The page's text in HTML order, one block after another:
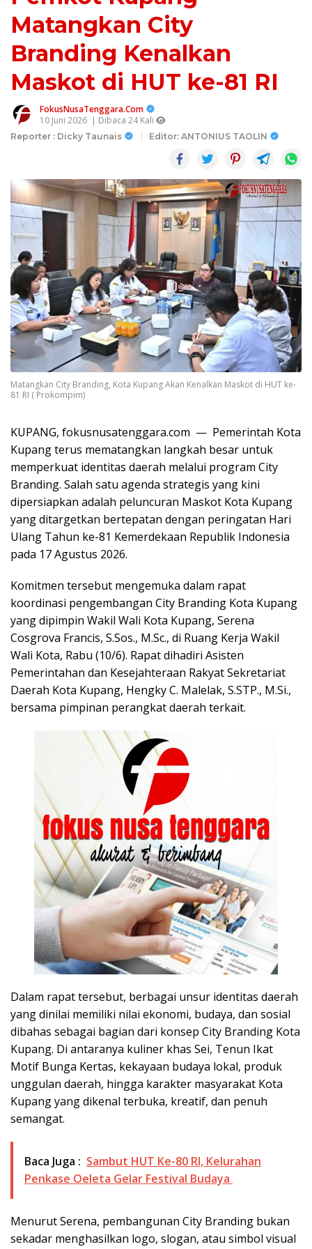
Matangkan City
Branding Kenalkan
Maskot di HUT ke-81 RI
FokusNusaTenggara.Com
10 Juni 2026 | Dibaca 24 Kali
Reporter : Dicky Taunais Editor: ANTONIUS TAOLIN
Matangkan City Branding, Kota Kupang Akan Kenalkan Maskot di HUT ke-
81 RI ( Prokompim)
KUPANG, fokusnusatenggara.com — Pemerintah Kota
Kupang terus mematangkan langkah besar untuk
memperkuat identitas daerah melalui program City
Branding. Salah satu agenda strategis yang kini
dipersiapkan adalah peluncuran Maskot Kota Kupang
yang ditargetkan bertepatan dengan peringatan Hari
Ulang Tahun ke-81 Kemerdekaan Republik Indonesia
pada 17 Agustus 2026.
Komitmen tersebut mengemuka dalam rapat
koordinasi pengembangan City Branding Kota Kupang
yang dipimpin Wakil Wali Kota Kupang, Serena
Cosgrova Francis, S.Sos., M.Sc., di Ruang Kerja Wakil
Wali Kota, Rabu (10/6). Rapat dihadiri Asisten
Pemerintahan dan Kesejahteraan Rakyat Sekretariat
Daerah Kota Kupang, Hengky C. Malelak, S.STP., M.Si.,
bersama pimpinan perangkat daerah terkait.
Dalam rapat tersebut, berbagai unsur identitas daerah
yang dinilai memiliki nilai ekonomi, budaya, dan sosial
dibahas sebagai bagian dari konsep City Branding Kota
Kupang. Di antaranya kuliner khas Sei, Tenun Ikat
Motif Bunga Kertas, kekayaan budaya lokal, produk
unggulan daerah, hingga karakter masyarakat Kota
Kupang yang dikenal terbuka, kreatif, dan penuh
semangat.
Baca Juga : Sambut HUT Ke-80 RI, Kelurahan
Penkase Oeleta Gelar Festival Budaya
Menurut Serena, pembangunan City Branding bukan
sekadar menghasilkan logo, slogan, atau simbol visual